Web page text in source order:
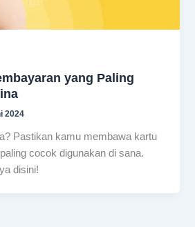
yang Paling
2024
Pastikan kamu membawa kartu
cocok digunakan di sana.
disini!